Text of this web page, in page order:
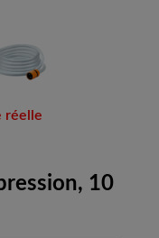
réelle
10